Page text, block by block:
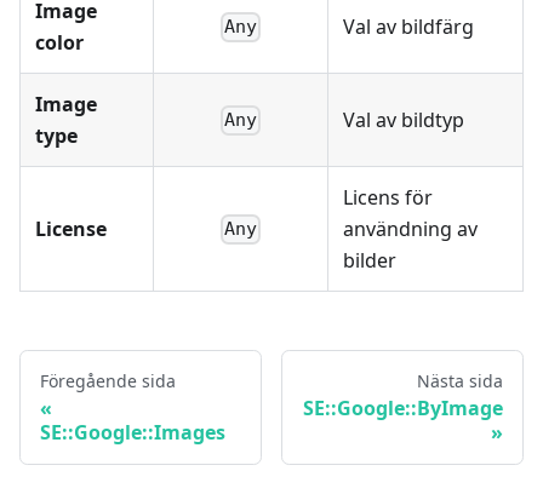
Image
color
Any Val av bildfärg
Image
type
Any Val av bildtyp
License Any
Licens för
användning av
bilder
Föregående sida
SE::Google::Images
Nästa sida
SE::Google::ByImage